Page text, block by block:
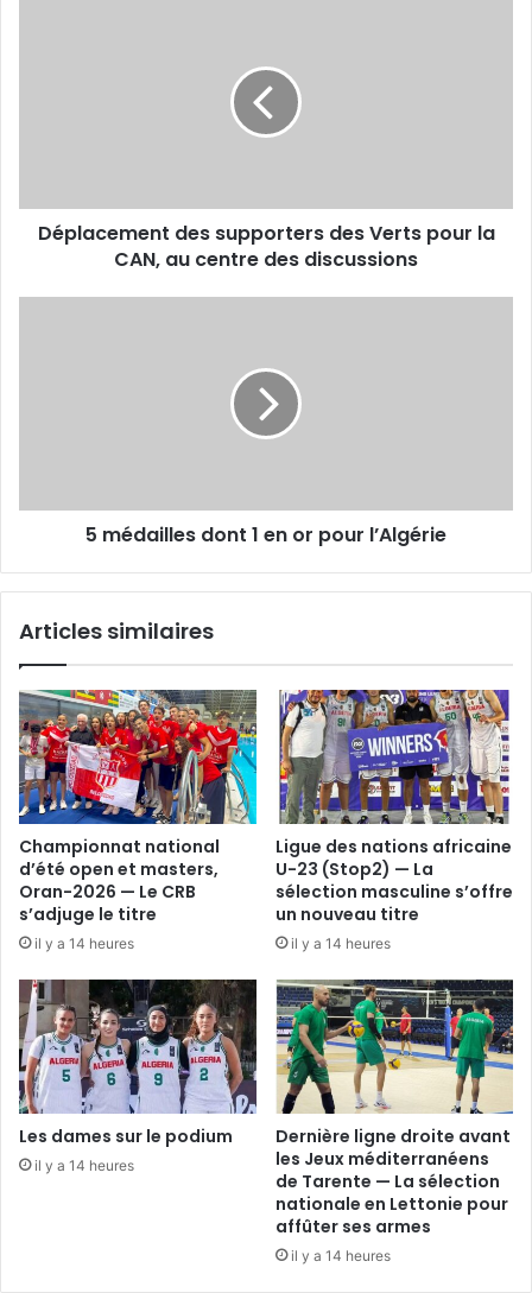
au
centre
Déplacement des supporters des Verts pour la
CAN, au centre des discussions
5 médailles dont 1 en or pour l’Algérie
Articles similaires
Championnat national
d’été open et masters,
Oran-2026 — Le CRB
s’adjuge le titre
il y a 14 heures
Ligue des nations africaine
U-23 (Stop2) — La
sélection masculine s’offre
un nouveau titre
il y a 14 heures
Les dames sur le podium
il y a 14 heures
Dernière ligne droite avant
les Jeux méditerranéens
de Tarente — La sélection
nationale en Lettonie pour
affûter ses armes
il y a 14 heures